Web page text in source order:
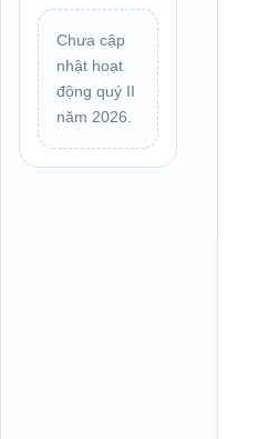
Chưa cập
nhật hoạt
động quý II
năm 2026.